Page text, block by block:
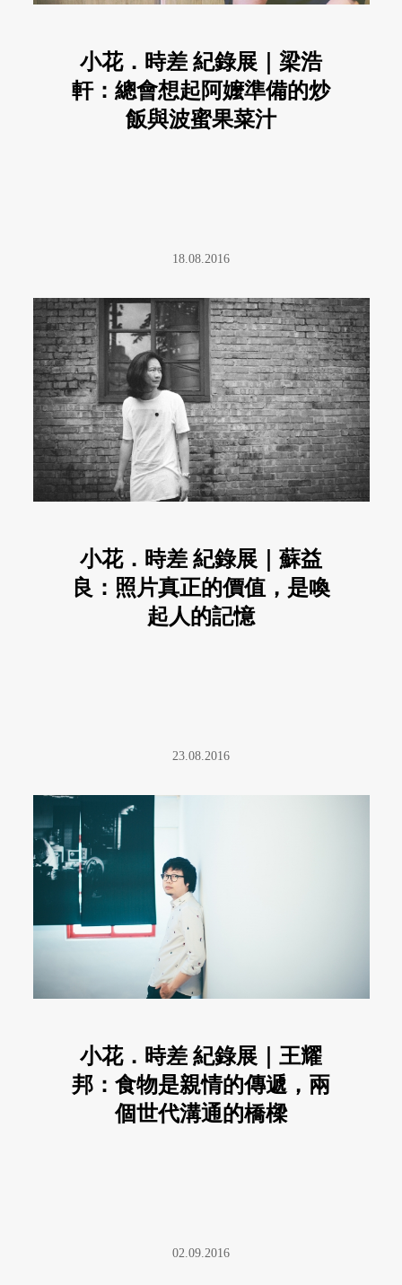
小花．時差 紀錄展｜梁浩
軒：總會想起阿嬤準備的炒
飯與波蜜果菜汁
18.08.2016
小花．時差 紀錄展｜蘇益
良：照片真正的價值，是喚
起人的記憶
23.08.2016
小花．時差 紀錄展｜王耀
邦：食物是親情的傳遞，兩
個世代溝通的橋樑
02.09.2016